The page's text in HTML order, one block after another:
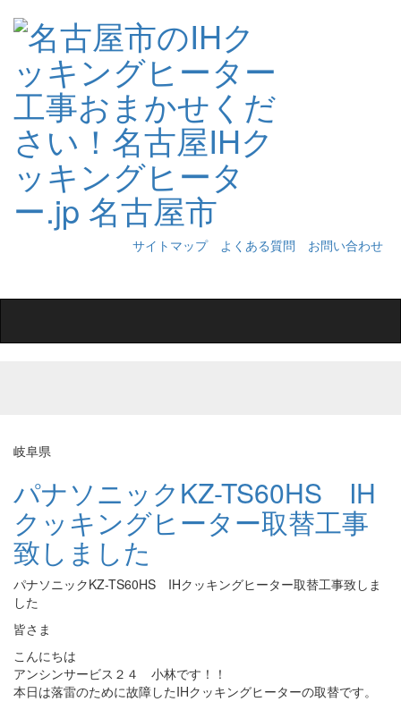
サイトマップ よくある質問
お問い合わせ
岐阜県
パナソニックKZ-TS60HS IH
クッキングヒーター取替工事
致しました
パナソニックKZ-TS60HS IHクッキングヒーター取替工事致しま
した
皆さま
こんにちは
アンシンサービス２４ 小林です！！
本日は落雷のために故障したIHクッキングヒーターの取替です。